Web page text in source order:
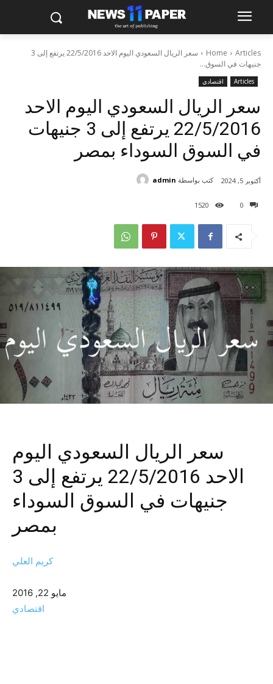
Home Articles
سعر الريال السعودي اليوم الاحد 22/5/2016 يرتفع إلى 3
جنيهات في السوق...
Articles اقتصادي
سعر الريال السعودي اليوم الاحد
22/5/2016 يرتفع إلى 3 جنيهات
في السوق السوداء بمصر
0
1520
أكتوبر 5, 2024 كتب بواسطة admin
سعر الريال السعودي اليوم
الاحد 22/5/2016 يرتفع إلى 3
جنيهات في السوق السوداء
بمصر
كريم العلي
مايو 22, 2016
اقتصادي